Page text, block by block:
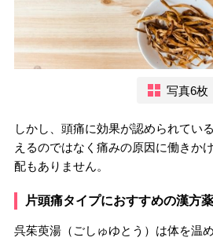
写真6枚
しかし、頭痛に効果が認められてい
えるのではなく痛みの原因に働きか
配もありません。
片頭痛タイプにおすすめの漢方
呉茱萸湯（ごしゅゆとう）は体を温